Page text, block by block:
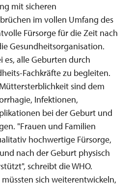
mit sicheren
im vollen Umfang des
Fürsorge für die Zeit nach
Gesundheitsorganisation.
es, alle Geburten durch
Fachkräfte zu begleiten.
sind dem
Infektionen,
bei der Geburt und
"Frauen und Familien
hochwertige Fürsorge,
nach der Geburt physisch
schreibt die WHO.
sich weiterentwickeln,